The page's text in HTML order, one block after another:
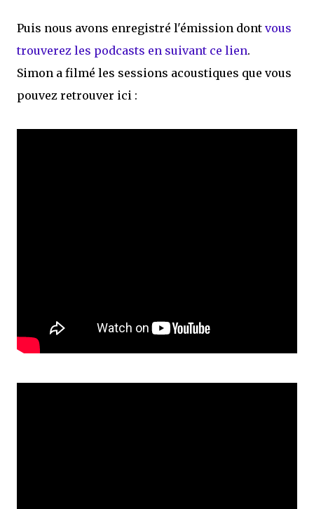
Puis nous avons enregistré l'émission dont vous
trouverez les podcasts en suivant ce lien.
Simon a filmé les sessions acoustiques que vous
pouvez retrouver ici :